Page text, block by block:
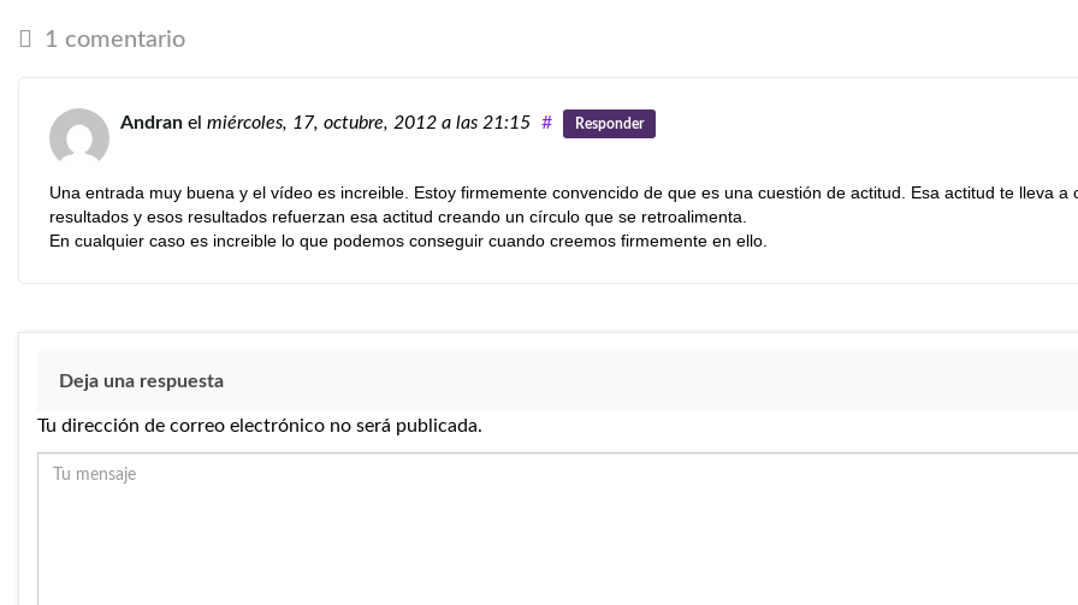
1 comentario
Andran el miércoles, 17, octubre, 2012 a las 21:15 # Responder
Una entrada muy buena y el vídeo es increible. Estoy firmemente convencido de que es una cuestión de actitud. Esa actitud te lleva a
resultados y esos resultados refuerzan esa actitud creando un círculo que se retroalimenta.
En cualquier caso es increible lo que podemos conseguir cuando creemos firmemente en ello.
Deja una respuesta
Tu dirección de correo electrónico no será publicada.